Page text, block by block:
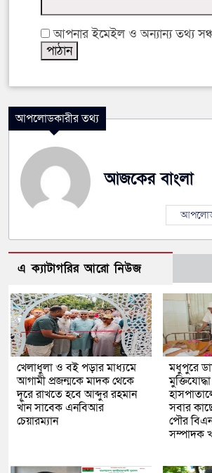
আপনার ইমেইল ও অন্যান্য তথ্য
আপলোডকারীর তথ্য
আজকের বাংলা
এ ক্যাটাগরির আরো নিউজ
খেলাধুলা ও বই পড়ার মাধ্যমে
আগামী প্রজন্মকে মাদক থেকে
দূরে রাখতে হবে আব্দুর রহমান
খাঁন সাবেক এনবিআর
চেয়ারম্যান
মধুপুরে
সবার
পৌর
সম্পাদক